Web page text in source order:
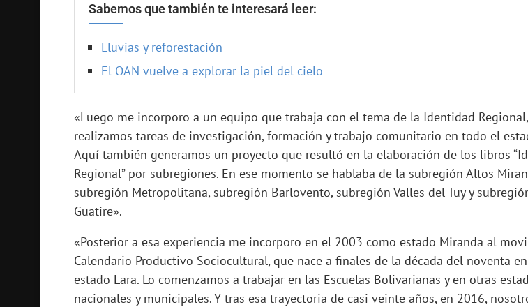
Sabemos que también te interesará leer:
Lluvias y reforestación
El OAN vuelve a explorar la piel del cielo
«Luego me incorporo a un equipo que trabaja con el tema de la Identidad
realizamos tareas de investigación, formación y trabajo comunitario en todo el
Aquí también generamos un proyecto que resultó en la elaboración de los libros
Regional” por subregiones. En ese momento se hablaba de la subregión Altos
subregión Metropolitana, subregión Barlovento, subregión Valles del Tuy y
Guatire».
«Posterior a esa experiencia me incorporo en el 2003 como estado Miranda al
Calendario Productivo Sociocultural, que nace a finales de la década del noventa
estado Lara. Lo comenzamos a trabajar en las Escuelas Bolivarianas y en otras
nacionales y municipales. Y tras esa trayectoria de casi veinte años, en 2016,